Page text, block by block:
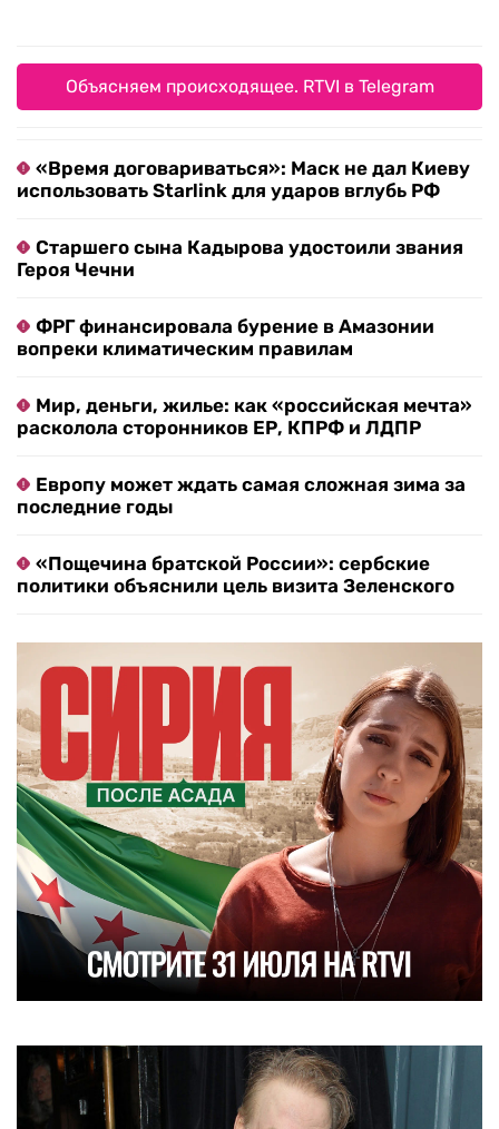
Объясняем происходящее. RTVI в Telegram
«Время договариваться»: Маск не дал Киеву
использовать Starlink для ударов вглубь РФ
Старшего сына Кадырова удостоили звания
Героя Чечни
ФРГ финансировала бурение в Амазонии
вопреки климатическим правилам
Мир, деньги, жилье: как «российская мечта»
расколола сторонников ЕР, КПРФ и ЛДПР
Европу может ждать самая сложная зима за
последние годы
«Пощечина братской России»: сербские
политики объяснили цель визита Зеленского